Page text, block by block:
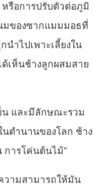
รือการปรับตัวต่อภูมิ
มของซากแมมมอธที่
นำไปเพาะเลี้ยงใน
เห็นช้างลูกผสมสาย
น และมีลักษณะรวม
ตำนานของโลก ช้าง
ารโค่นต้นไม้”
วามสามารถให้มัน